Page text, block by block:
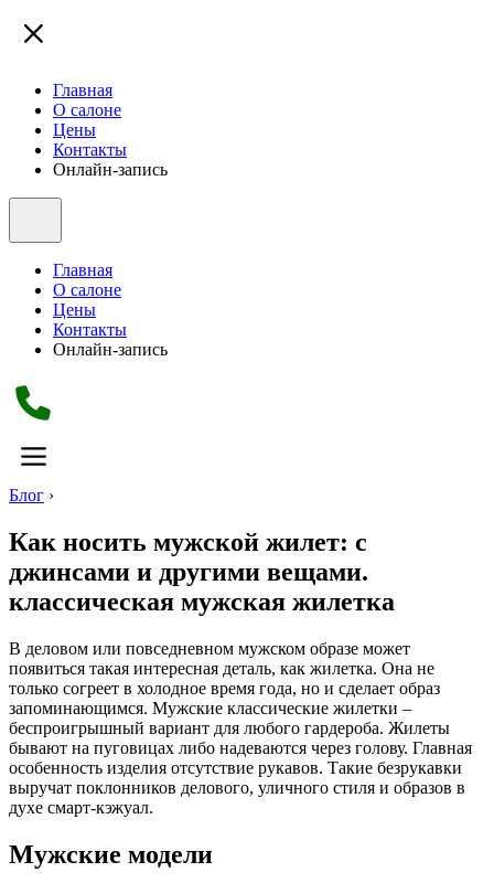
Главная
О салоне
Цены
Контакты
Онлайн-запись
Главная
О салоне
Цены
Контакты
Онлайн-запись
Блог ›
Как носить мужской жилет: с
джинсами и другими вещами.
классическая мужская жилетка
В деловом или повседневном мужском образе может
появиться такая интересная деталь, как жилетка. Она не
только согреет в холодное время года, но и сделает образ
запоминающимся. Мужские классические жилетки –
беспроигрышный вариант для любого гардероба. Жилеты
бывают на пуговицах либо надеваются через голову. Главная
особенность изделия отсутствие рукавов. Такие безрукавки
выручат поклонников делового, уличного стиля и образов в
духе смарт-кэжуал.
Мужские модели